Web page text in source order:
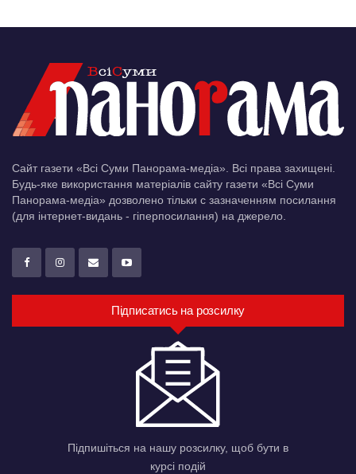
Сайт газети «Всі Суми Панорама-медіа». Всі права захищені.
Будь-яке використання матеріалів сайту газети «Всі Суми
Панорама-медіа» дозволено тільки c зазначенням посилання
(для інтернет-видань - гіперпосилання) на джерело.
Підписатись на розсилку
Підпишіться на нашу розсилку, щоб бути в
курсі подій